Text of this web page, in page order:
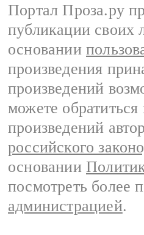
Портал Проза.ру
публикации своих
основании
произведения
произведений
можете обратиться
произведений
российского
основании
посмотреть более
администрацией.